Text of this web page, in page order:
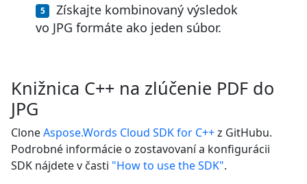
Získajte kombinovaný výsledok
vo JPG formáte ako jeden súbor.
Knižnica C++ na zlúčenie PDF do
JPG
CloneAspose.Words Cloud SDK for C++z GitHubu.
Podrobné informácie o zostavovaní a konfigurácii
SDK nájdete v časti "How to use the SDK".